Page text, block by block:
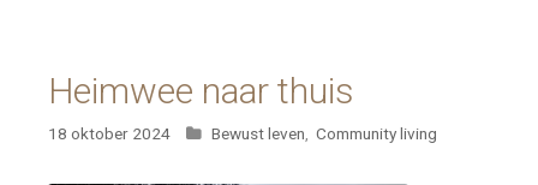
Heimwee naar thuis
18 oktober 2024 Categorieën
Bewust leven, Community living